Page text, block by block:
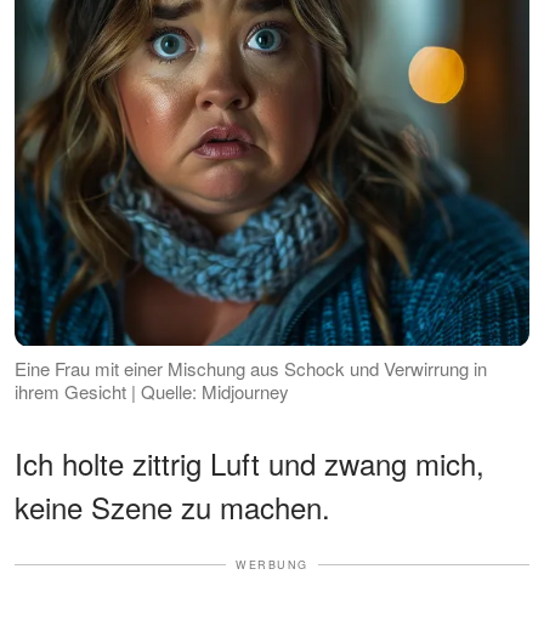
Eine Frau mit einer Mischung aus Schock und Verwirrung in
ihrem Gesicht | Quelle: Midjourney
Ich holte zittrig Luft und zwang mich,
keine Szene zu machen.
WERBUNG